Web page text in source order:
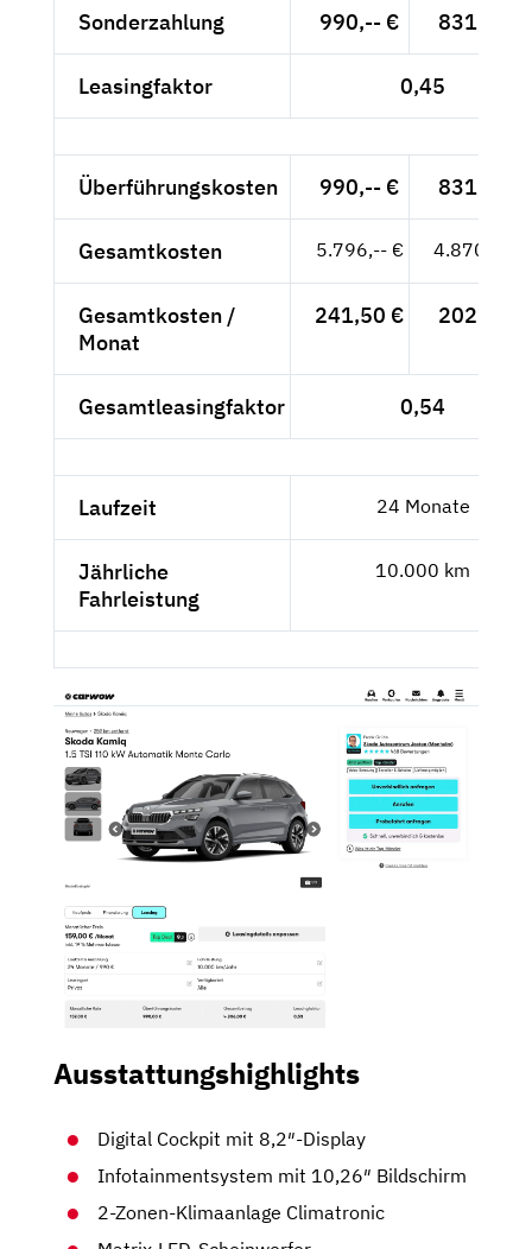
Sonderzahlung 990,-- € 831,93 €
Leasingfaktor 0,45
Überführungskosten 990,-- € 831,93 €
Gesamtkosten 5.796,-- € 4.870,59 €
Gesamtkosten /
Monat
241,50 € 202,94 €
Gesamtleasingfaktor 0,54
Laufzeit 24 Monate
Jährliche
Fahrleistung
10.000 km
Ausstattungshighlights
Digital Cockpit mit 8,2″-Display
Infotainmentsystem mit 10,26″ Bildschirm
2-Zonen-Klimaanlage Climatronic